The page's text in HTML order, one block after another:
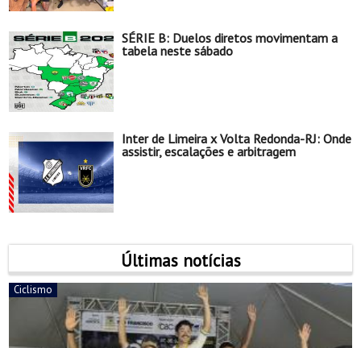
SÉRIE B: Duelos diretos movimentam a
tabela neste sábado
Inter de Limeira x Volta Redonda-RJ: Onde
assistir, escalações e arbitragem
Últimas notícias
Ciclismo